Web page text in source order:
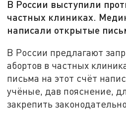
В России выступили
частных клиниках.
написали открытые
В России предлагают
абортов в частных
письма на этот счёт
учёные, дав пояснение,
закрепить